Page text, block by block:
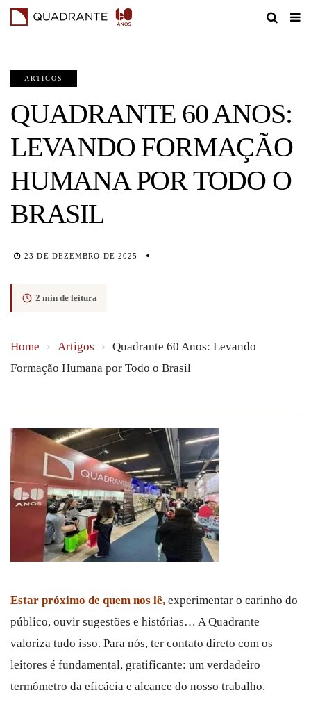
ARTIGOS
QUADRANTE 60 ANOS:
LEVANDO FORMAÇÃO
HUMANA POR TODO O
BRASIL
23 DE DEZEMBRO DE 2025
2 min de leitura
Home › Artigos › Quadrante 60 Anos: Levando
Formação Humana por Todo o Brasil
Estar próximo de quem nos lê, experimentar o carinho do
público, ouvir sugestões e histórias… A Quadrante
valoriza tudo isso. Para nós, ter contato direto com os
leitores é fundamental, gratificante: um verdadeiro
termômetro da eficácia e alcance do nosso trabalho.